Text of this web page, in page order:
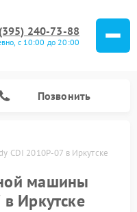
240-73-88
с 10:00 до 20:00
Позвонить
CDI 2010P-07 в Иркутске
машины
Иркутске